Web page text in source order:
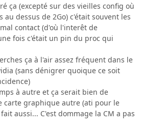
ça (excepté sur des vieilles config où
au dessus de 2Go) c'était souvent les
contact (d'où l'interêt de
fois c'était un pin du proc qui
ça à l'air assez fréquent dans le
(sans dénigrer quoique ce soit
à autre et ça serait bien de
carte graphique autre (ati pour le
aussi... C'est dommage la CM a pas